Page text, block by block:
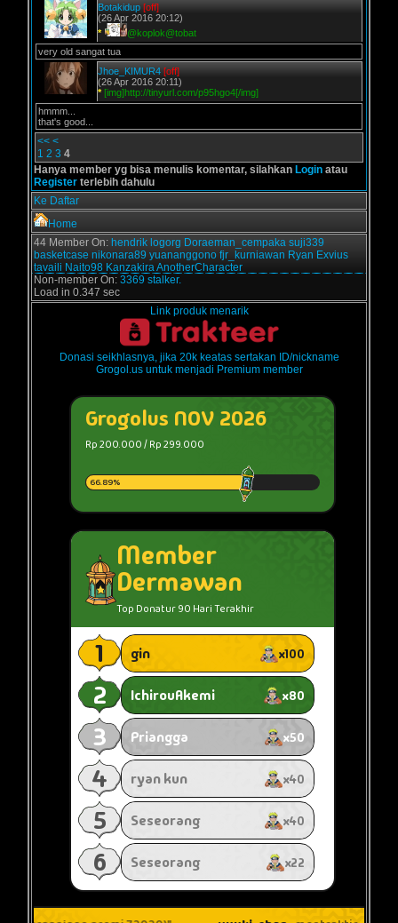
Botakidup [off]
(26 Apr 2016 20:12)
*
@koplok@tobat
very old sangat tua
Jhoe_KIMUR4 [off]
(26 Apr 2016 20:11)
* [img]http://tinyurl.com/p95hgo4[/img]
hmmm...
that's good...
<< <
1 2 3 4
Hanya member yg bisa menulis komentar, silahkan Login atau
Register terlebih dahulu
Ke Daftar
Home
44 Member On: hendrik logorg Doraeman_cempaka suji339
basketcase nikonara89 yuananggono fjr_kurniawan Ryan Exvius
tavaili Naito98 Kanzakira AnotherCharacter
Non-member On: 3369 stalker.
Load in 0.347 sec
Link produk menarik
Donasi seikhlasnya, jika 20k keatas sertakan ID/nickname
Grogol.us untuk menjadi Premium member